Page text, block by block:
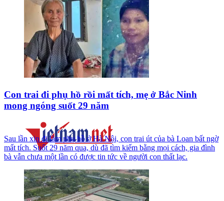
Con trai đi phụ hồ rồi mất tích, mẹ ở Bắc Ninh
mong ngóng suốt 29 năm
Sau lần xin đi làm phụ hồ ở Hà Nội, con trai út của bà Loan bất ngờ
mất tích. Suốt 29 năm qua, dù đã tìm kiếm bằng mọi cách, gia đình
bà vẫn chưa một lần có được tin tức về người con thất lạc.